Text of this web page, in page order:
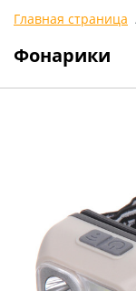
Главная страница
Фонарики